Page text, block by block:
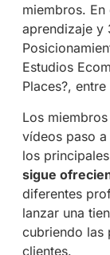
miembros.
aprendizaje y
Estudios
Places?,
Los
vídeos paso
los
sigue
diferentes
lanzar una
cubriendo las
clientes.